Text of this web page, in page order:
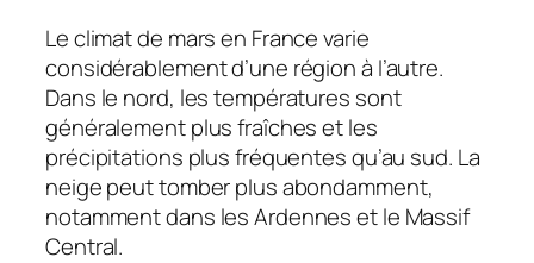
Le climat de mars en France varie
considérablement d’une région à l’autre.
Dans le nord, les températures sont
généralement plus fraîches et les
précipitations plus fréquentes qu’au sud. La
neige peut tomber plus abondamment,
notamment dans les Ardennes et le Massif
Central.